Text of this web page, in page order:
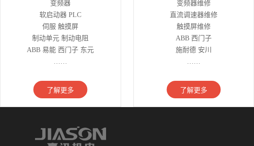
变频器
软启动器 PLC
伺服 触摸屏
制动单元 制动电阻
ABB 易能 西门子 东元
……
了解更多
变频器维修
直流调速器维修
触摸屏维修
ABB 西门子
施耐德 安川
……
了解更多